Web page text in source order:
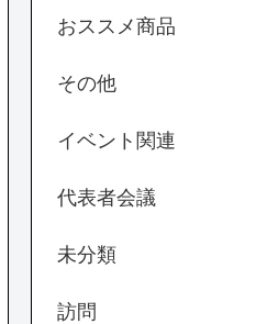
おススメ商品
その他
イベント関連
代表者会議
未分類
訪問